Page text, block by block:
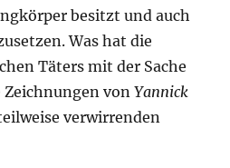
besitzt und auch
Was hat die
Täters mit der Sache
Zeichnungen vonYannick
verwirrenden